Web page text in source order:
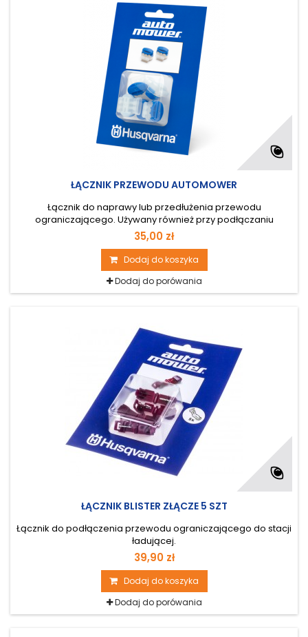
ŁĄCZNIK PRZEWODU AUTOMOWER
Łącznik do naprawy lub przedłużenia przewodu
ograniczającego. Używany również przy podłączaniu
przewodu doprowadzającego do instalacji 5 szt.
35,00 zł
Dodaj do koszyka
Dodaj do porówania
ŁĄCZNIK BLISTER ZŁĄCZE 5 SZT
Łącznik do podłączenia przewodu ograniczającego do stacji
ładującej.
39,90 zł
Dodaj do koszyka
Dodaj do porówania